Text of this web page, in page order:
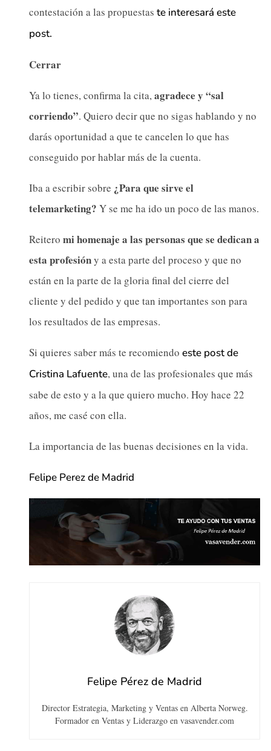
contestación a las propuestas te interesará este
post.
Cerrar
Ya lo tienes, confirma la cita,agradece y “sal
corriendo”. Quiero decir que no sigas hablando y no
darás oportunidad a que te cancelen lo que has
conseguido por hablar más de la cuenta.
Iba a escribir sobre ¿Para que sirve el
telemarketing? Y se me ha ido un poco de las manos.
Reitero mi homenaje a las personas que se dedican a
esta profesióny a esta parte del proceso y que no
están en la parte de la gloria final del cierre del
cliente y del pedido y que tan importantes son para
los resultados de las empresas.
Si quieres saber más te recomiendo este post de
Cristina Lafuente, una de las profesionales que más
sabe de esto y a la que quiero mucho. Hoy hace 22
años, me casé con ella.
La importancia de las buenas decisiones en la vida.
Felipe Perez de Madrid
Felipe Pérez de Madrid
Director Estrategia, Marketing y Ventas en Alberta Norweg.
Formador en Ventas y Liderazgo en vasavender.com